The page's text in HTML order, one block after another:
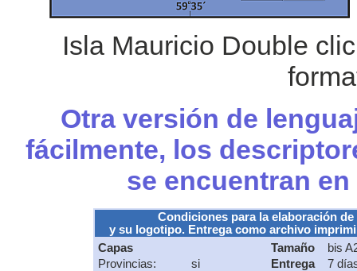
Isla Mauricio Double
Otra versión de
fácilmente, los
se encuentran
Condiciones para la elaboración
y su logotipo. Entrega como archivo
Capas
Provincias:
si
Tamaño
bis
Entrega
7